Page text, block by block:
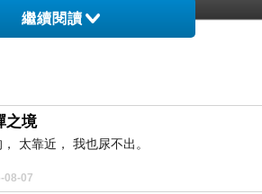
繼續閱讀
之境
太靠近， 我也尿不出。
08-07